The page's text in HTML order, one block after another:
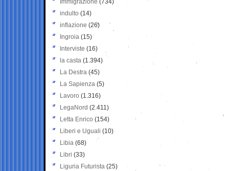
Immigrazione (734)
indulto (14)
inflazione (26)
Ingroia (15)
Interviste (16)
la casta (1.394)
La Destra (45)
La Sapienza (5)
Lavoro (1.316)
LegaNord (2.411)
Letta Enrico (154)
Liberi e Uguali (10)
Libia (68)
Libri (33)
Liguria Futurista (25)